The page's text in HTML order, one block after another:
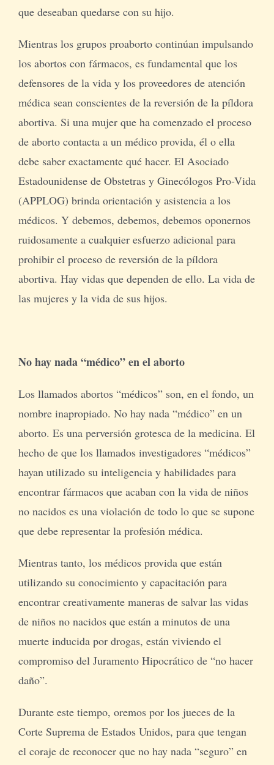
que deseaban quedarse con su hijo.
Mientras los grupos proaborto continúan impulsando
los abortos con fármacos, es fundamental que los
defensores de la vida y los proveedores de atención
médica sean conscientes de la reversión de la píldora
abortiva. Si una mujer que ha comenzado el proceso
de aborto contacta a un médico provida, él o ella
debe saber exactamente qué hacer. El Asociado
Estadounidense de Obstetras y Ginecólogos Pro-Vida
(APPLOG) brinda orientación y asistencia a los
médicos. Y debemos, debemos, debemos oponernos
ruidosamente a cualquier esfuerzo adicional para
prohibir el proceso de reversión de la píldora
abortiva. Hay vidas que dependen de ello. La vida de
las mujeres y la vida de sus hijos.
No hay nada “médico” en el aborto
Los llamados abortos “médicos” son, en el fondo, un
nombre inapropiado. No hay nada “médico” en un
aborto. Es una perversión grotesca de la medicina. El
hecho de que los llamados investigadores “médicos”
hayan utilizado su inteligencia y habilidades para
encontrar fármacos que acaban con la vida de niños
no nacidos es una violación de todo lo que se supone
que debe representar la profesión médica.
Mientras tanto, los médicos provida que están
utilizando su conocimiento y capacitación para
encontrar creativamente maneras de salvar las vidas
de niños no nacidos que están a minutos de una
muerte inducida por drogas, están viviendo el
compromiso del Juramento Hipocrático de “no hacer
daño”.
Durante este tiempo, oremos por los jueces de la
Corte Suprema de Estados Unidos, para que tengan
el coraje de reconocer que no hay nada “seguro” en